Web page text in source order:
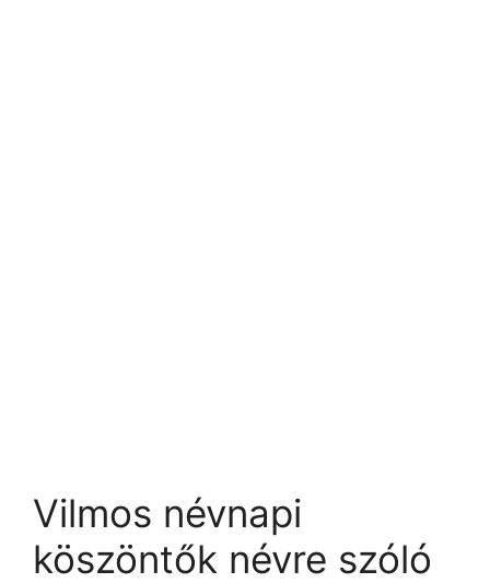
Vilmos névnapi
köszöntők névre szóló